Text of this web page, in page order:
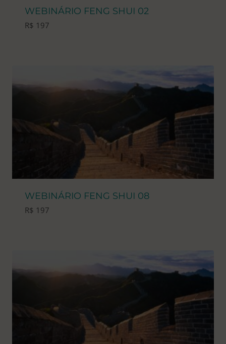
WEBINÁRIO FENG SHUI 02
R$ 197
WEBINÁRIO FENG SHUI 08
R$ 197